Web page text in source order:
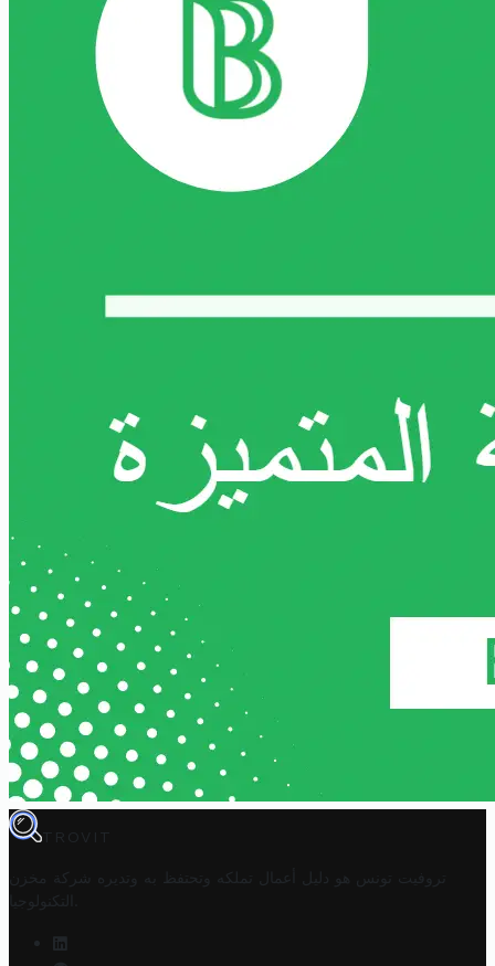
TROVIT
تروفيت تونس هو دليل أعمال تملكه وتحتفظ به وتديره
شركة مخزن
التكنولوجيا